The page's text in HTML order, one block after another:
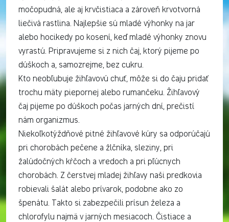
močopudná, ale aj krvčistiaca a zároveň krvotvorná
liečivá rastlina. Najlepšie sú mladé výhonky na jar
alebo hocikedy po kosení, keď mladé výhonky znovu
vyrastú. Pripravujeme si z nich čaj, ktorý pijeme po
dúškoch a, samozrejme, bez cukru.
Kto neobľubuje žihľavovú chuť, môže si do čaju pridať
trochu mäty piepornej alebo rumančeku. Žihľavový
čaj pijeme po dúškoch počas jarných dní, prečistí
nám organizmus.
Niekoľkotýždňové pitné žihľavové kúry sa odporúčajú
pri chorobách pečene a žlčníka, sleziny, pri
žalúdočných kŕčoch a vredoch a pri pľúcnych
chorobách. Z čerstvej mladej žihľavy naši predkovia
robievali šalát alebo prívarok, podobne ako zo
špenátu. Takto si zabezpečili prísun železa a
chlorofylu najmä v jarných mesiacoch. Čistiace a